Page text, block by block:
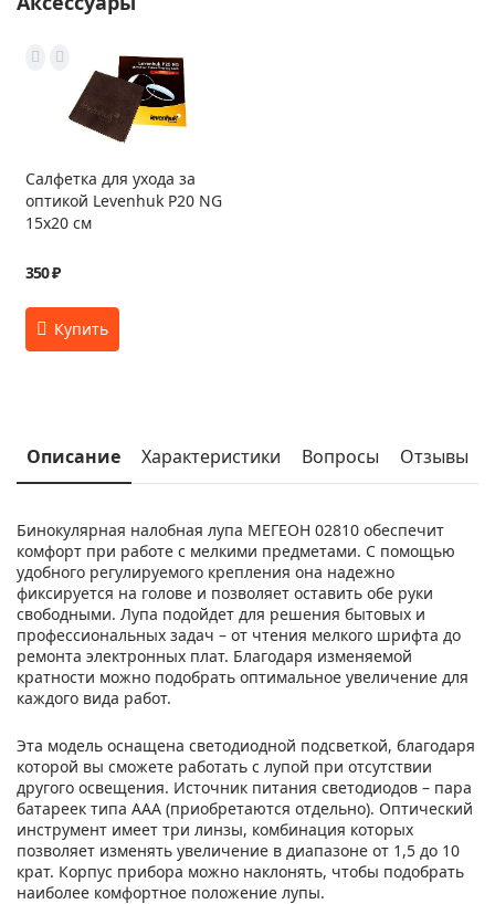
Салфетка для ухода за
оптикой Levenhuk P20 NG
15x20 см
350 ₽
Описание Характеристики Вопросы Отзывы
Бинокулярная налобная лупа МЕГЕОН 02810 обеспечит
комфорт при работе с мелкими предметами. С помощью
удобного регулируемого крепления она надежно
фиксируется на голове и позволяет оставить обе руки
свободными. Лупа подойдет для решения бытовых и
профессиональных задач – от чтения мелкого шрифта до
ремонта электронных плат. Благодаря изменяемой
кратности можно подобрать оптимальное увеличение для
каждого вида работ.
Эта модель оснащена светодиодной подсветкой, благодаря
которой вы сможете работать с лупой при отсутствии
другого освещения. Источник питания светодиодов – пара
батареек типа ААА (приобретаются отдельно). Оптический
инструмент имеет три линзы, комбинация которых
позволяет изменять увеличение в диапазоне от 1,5 до 10
крат. Корпус прибора можно наклонять, чтобы подобрать
наиболее комфортное положение лупы.